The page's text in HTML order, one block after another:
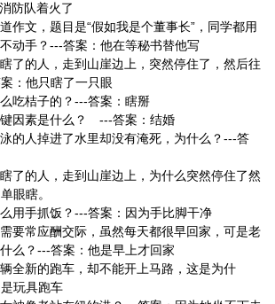
防队着火了
作文，题目是“假如我是个董事长”，同学都用
动手？---答案：他在等秘书替他写
了的人，走到山崖边上，突然停住了，然后往
：他只瞎了一只眼
吃桔子的？---答案：瞎掰
因素是什么？ ---答案：结婚
的人掉进了水里却没有淹死，为什么？---答
了的人，走到山崖边上，为什么突然停住了然
眼瞎。
用手抓饭？---答案：因为手比脚干净
要常应酬交际，虽然每天都很早回家，可是老
么？---答案：他是早上才回家
全新的跑车，却不能开上马路，这是为什
玩具跑车